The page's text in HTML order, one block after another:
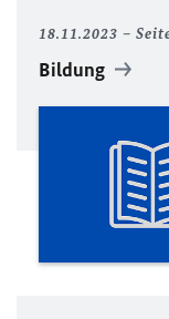
18.11.2023
Bildung